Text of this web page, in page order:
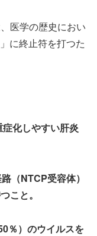
医学の歴史におい
に終止符を打つた
化しやすい肝炎
（NTCP受容体）
こと。
％）のウイルスを